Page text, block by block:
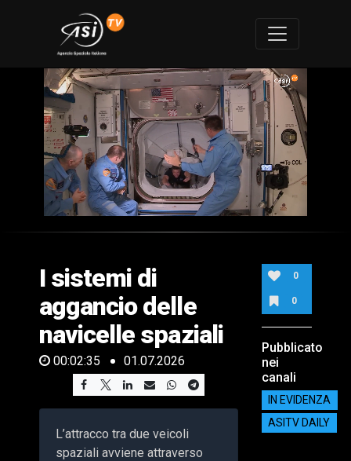
of
35
seconds
I sistemi di
aggancio delle
navicelle spaziali
00:02:35 01.07.2026
L’attracco tra due veicoli
spaziali avviene attraverso
0
0
Pubblicato
nei
canali
IN EVIDENZA
ASITV DAILY